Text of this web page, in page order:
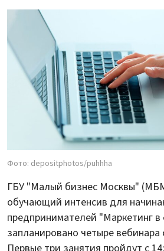
Фото: depositphotos/puhhha
ГБУ "Малый бизнес Москвы"
обучающий интенсив для
предпринимателей "Маркетинг в
запланировано четыре вебинара